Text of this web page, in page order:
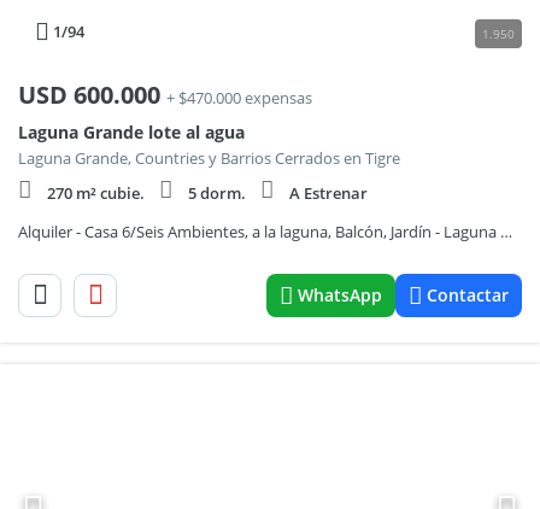
1/94 1.950
USD 600.000 + $470.000 expensas
Laguna Grande lote al agua
Laguna Grande, Countries y Barrios Cerrados en Tigre
270 m² cubie.
5 dorm.
A Estrenar
Alquiler - Casa 6/Seis Ambientes, a la laguna, Balcón, Jardín - Laguna Grande, Villanueva
WhatsApp Contactar